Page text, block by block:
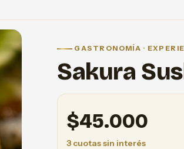
GASTRONOMÍA ·
Sakura
$45.000
3 cuotas sin interés